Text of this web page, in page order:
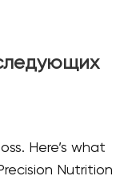
Here’s what
Nutrition